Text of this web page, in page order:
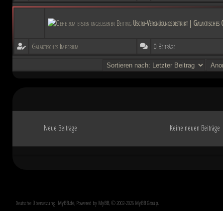
Uscru-Vergnügungsdistrikt | Galaktisches
Galaktisches Imperium 0 Beiträge
Neue Beiträge Keine neuen Beiträge
Deutsche Übersetzung: MyBB.de, Powered by MyBB, © 2002-2026 MyBB Group.